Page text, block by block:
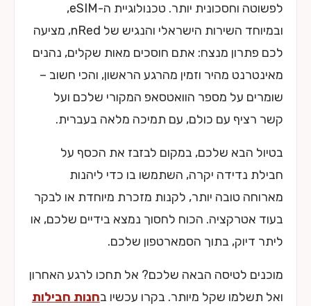
לפשוטה וחסכונית יותר. טכנולוגיית ה-eSIM,
ובמיוחד השירות הישראלי והנגיש של nRed, מציעה
לכם פתרון מנצח: אתם חוסכים מאות שקלים, נהנים
מאינטרנט מהיר וזמין מהרגע הראשון, והכי חשוב –
שומרים על מספר הוואטסאפ המקורי שלכם ועל
קשר רציף עם כולם, עם תמיכה מלאה בעברית.
בטיול הבא שלכם, במקום לבזבז את הכסף על
חבילת נדידה יקרה, השתמשו בו כדי ליהנות
מארוחה טובה יותר, לקנות מזכרת מיוחדת או לבקר
בעוד אטרקציה. הכוח לחסוך נמצא בידיים שלכם, או
ליתר דיוק, בתוך הסמארטפון שלכם.
מוכנים לטיסה הבאה שלכם? אל תחכו לרגע האחרון
ואל תשלמו שקל מיותר. בקרו עכשיו בחנות חבילות